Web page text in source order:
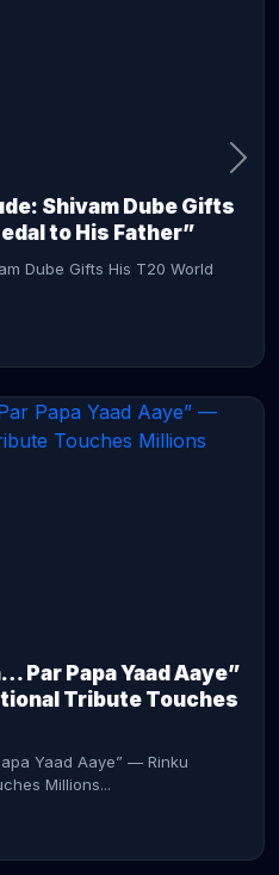
Shivam Dube Gifts
to His Father”
Dube Gifts His T20 World
Par Papa Yaad Aaye”
Tribute Touches
Yaad Aaye” — Rinku
Millions...